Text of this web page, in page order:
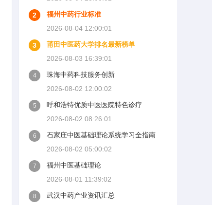
2
福州中药行业标准
2026-08-04 12:00:01
3
莆田中医药大学排名最新榜单
2026-08-03 16:39:01
4
珠海中药科技服务创新
2026-08-02 12:00:02
5
呼和浩特优质中医医院特色诊疗
2026-08-02 08:26:01
6
石家庄中医基础理论系统学习全指南
2026-08-02 05:00:02
7
福州中医基础理论
2026-08-01 11:39:02
8
武汉中药产业资讯汇总